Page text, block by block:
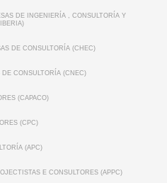
DE INGENIERÍA , CONSULTORÍA Y
DE CONSULTORÍA (CHEC)
CONSULTORÍA (CNEC)
(CAPACO)
(CPC)
(APC)
E CONSULTORES (APPC)